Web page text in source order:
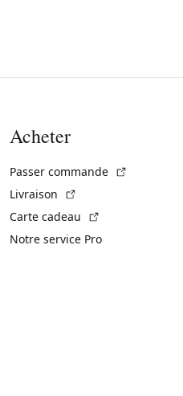
Acheter
Passer commande
Livraison
Carte cadeau
Notre service Pro